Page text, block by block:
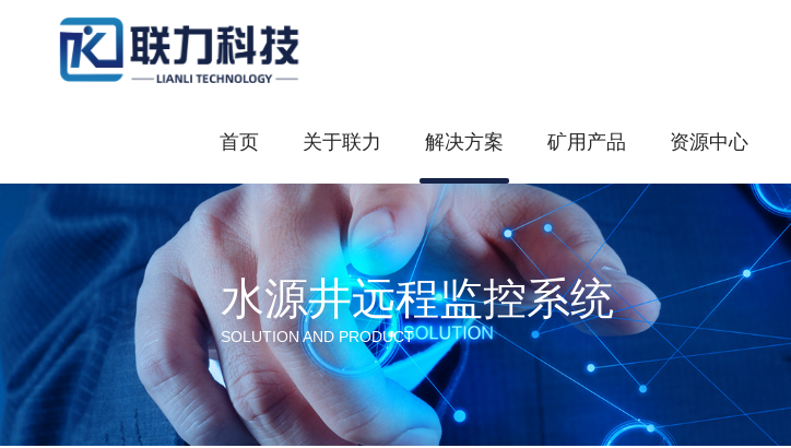
首页 关于联力 解决方案 矿用产品 资源中心
水源井远程监控系统
SOLUTION AND PRODUCT